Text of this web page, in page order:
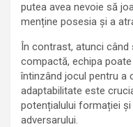
putea avea nevoie să
menține posesia și a
În contrast, atunci
compactă, echipa
întinzând jocul pentru a
adaptabilitate este
potențialului formației
adversarului.